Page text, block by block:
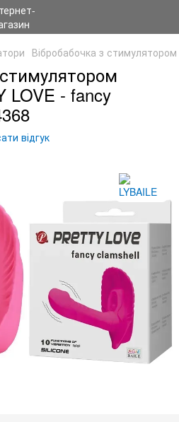
Вібробабочка з
LOVE - fancy
відгук